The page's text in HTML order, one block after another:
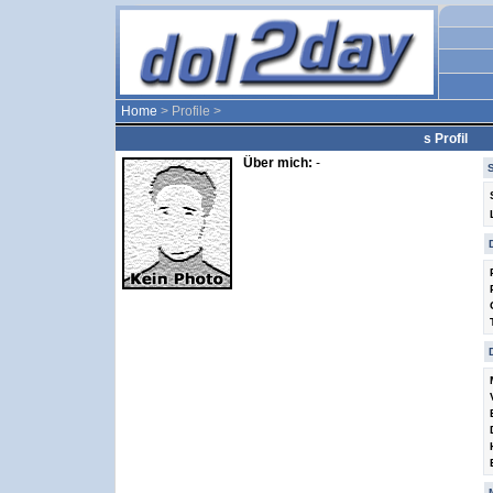
Home > Profile >
s Profil
Über mich: -